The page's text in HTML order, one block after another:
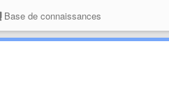
Base de connaissances